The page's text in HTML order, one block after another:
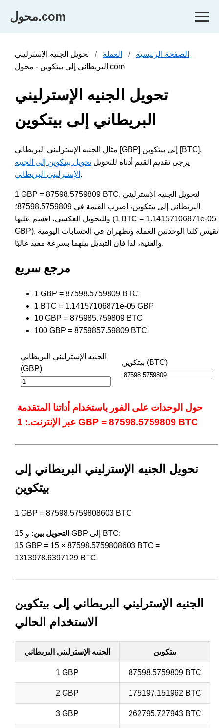
محول.com
الصفحة الرئيسية العملة
تحويل الجنيه الإسترليني
البريطاني إلى بيتكوين - محول.com
تحويل الجنيه الإسترليني
البريطاني إلى بيتكوين
مثال الجنيه الإسترليني البريطاني [GBP] إلى بيتكوين [BTC],
يرجى تقديم القيم أدناه للتحويل تحويل بيتكوين إلى الجنيه
الإسترليني البريطاني .
1 GBP = 87598.5759809 BTC. لتحويل الجنيه الإسترليني
البريطاني إلى بيتكوين، اضرب القيمة في 87598.5759809؛
وللتحويل العكسي، اقسم عليها (1 BTC = 1.14157106871e-05
GBP). تقيس كلتا الوحدتين العملة وتظهران في الحسابات اليومية
والفنية، لذا فإن التبديل بينهما بسرعة مفيد غالبًا.
مرجع سريع
1 GBP = 87598.5759809 BTC
1 BTC = 1.14157106871e-05 GBP
10 GBP = 875985.759809 BTC
100 GBP = 8759857.59809 BTC
الجنيه الإسترليني البريطاني
(GBP)
بيتكوين (BTC)
حول الوحدات على الفور باستخدام أداتنا المتقدمة
عبر الإنترنت.: 1 GBP = 87598.5759809 BTC
تحويل الجنيه الإسترليني البريطاني إلى
بيتكوين
1 GBP = 87598.5759808603 BTC
التحويل بين:
و 15 GBP إلى BTC:
15 GBP = 15 × 87598.5759808603 BTC =
1313978.6397129 BTC
الجنيه الإسترليني البريطاني إلى بيتكوين
الاستخدام الحالي
الجنيه الإسترليني البريطاني بيتكوين
1 GBP 87598.5759809 BTC
2 GBP 175197.151962 BTC
3 GBP 262795.727943 BTC